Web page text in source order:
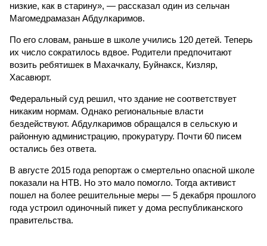
низкие, как в старину», — рассказал один из сельчан
Магомедрамазан Абдулкаримов.
По его словам, раньше в школе учились 120 детей. Теперь
их число сократилось вдвое. Родители предпочитают
возить ребятишек в Махачкалу, Буйнакск, Кизляр,
Хасавюрт.
Федеральный суд решил, что здание не соответствует
никаким нормам. Однако региональные власти
бездействуют. Абдулкаримов обращался в сельскую и
районную администрацию, прокуратуру. Почти 60 писем
остались без ответа.
В августе 2015 года репортаж о смертельно опасной школе
показали на НТВ. Но это мало помогло. Тогда активист
пошел на более решительные меры — 5 декабря прошлого
года устроил одиночный пикет у дома республиканского
правительства.